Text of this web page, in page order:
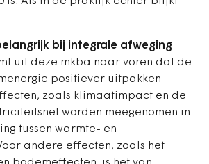
bij integrale afweging
uit deze mkba naar voren dat de
positiever uitpakken
zoals klimaatimpact en de
worden meegenomen in
tussen warmte- en
andere effecten, zoals het